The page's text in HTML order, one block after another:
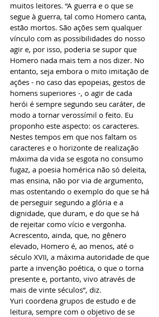
muitos leitores. “A guerra e o que se
segue à guerra, tal como Homero canta,
estão mortos. São ações sem qualquer
vínculo com as possibilidades do nosso
agir e, por isso, poderia se supor que
Homero nada mais tem a nos dizer. No
entanto, seja embora o mito imitação de
ações - no caso das epopeias, gestos de
homens superiores -, o agir de cada
herói é sempre segundo seu caráter, de
modo a tornar verossímil o feito. Eu
proponho este aspecto: os caracteres.
Nestes tempos em que nos faltam os
caracteres e o horizonte de realização
máxima da vida se esgota no consumo
fugaz, a poesia homérica não só deleita,
mas ensina, não por via de argumento,
mas ostentando o exemplo do que se há
de perseguir segundo a glória e a
dignidade, que duram, e do que se há
de rejeitar como vício e vergonha.
Acrescento, ainda, que, no gênero
elevado, Homero é, ao menos, até o
século XVII, a máxima autoridade de que
parte a invenção poética, o que o torna
presente e, portanto, vivo através de
mais de vinte séculos”, diz.
Yuri coordena grupos de estudo e de
leitura, sempre com o objetivo de se